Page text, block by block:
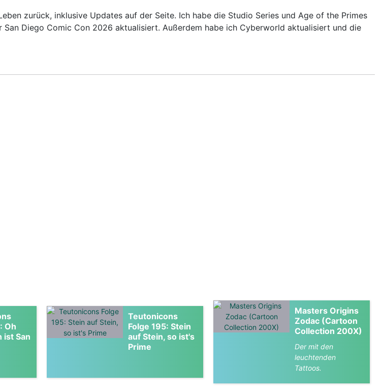
zurück, inklusive Updates auf der Seite. Ich habe die Studio Series und Age of the Primes
San Diego Comic Con 2026 aktualisiert. Außerdem habe ich Cyberworld aktualisiert und die
Oh
ist San
Teutonicons
Folge 195: Stein
auf Stein, so ist's
Prime
Masters Origins
Zodac (Cartoon
Collection 200X)
Der mit den
leuchtenden
Tattoos.